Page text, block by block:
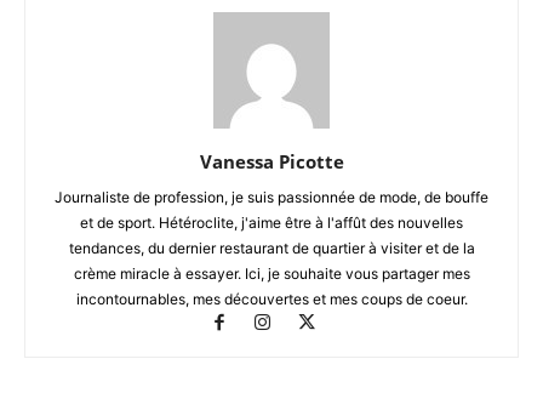
Vanessa Picotte
Journaliste de profession, je suis passionnée de mode, de bouffe
et de sport. Hétéroclite, j'aime être à l'affût des nouvelles
tendances, du dernier restaurant de quartier à visiter et de la
crème miracle à essayer. Ici, je souhaite vous partager mes
incontournables, mes découvertes et mes coups de coeur.